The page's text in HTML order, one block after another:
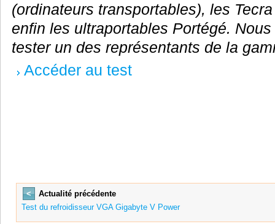
(ordinateurs transportables), les
enfin les ultraportables Portégé.
tester un des représentants de la
Accéder au test
<
Actualité précédente
Test du refroidisseur VGA Gigabyte V Power